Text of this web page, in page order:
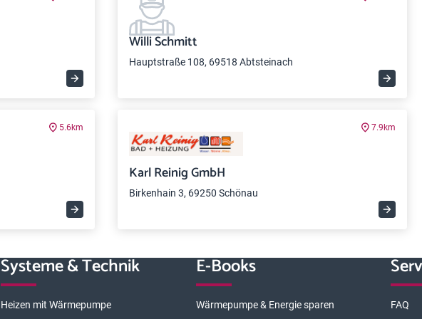
Willi Schmitt
Hauptstraße 108, 69518 Abtsteinach
5.6km 7.9km
Karl Reinig GmbH
Birkenhain 3, 69250 Schönau
Systeme & Technik
Heizen mit Wärmepumpe
E-Books
Wärmepumpe & Energie sparen FAQ